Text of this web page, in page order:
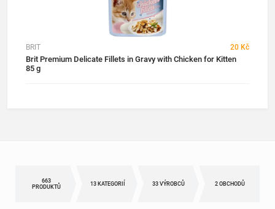
BRIT 20 Kč
Brit Premium Delicate Fillets in Gravy with Chicken for Kitten
85 g
663
PRODUKTŮ
13 KATEGORIÍ 33 VÝROBCŮ 2 OBCHODŮ